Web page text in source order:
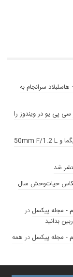
بررسی Hasselblad X2D II 100C: هاسلبلاد سرانجام به
پی یو در ویندوز را
مقایسه لنز‌های 50mm F/1.4 Art سیگما و 50mm F/1.2 L
عکاس حیات‌وحش سال
در
بدانید
در همه